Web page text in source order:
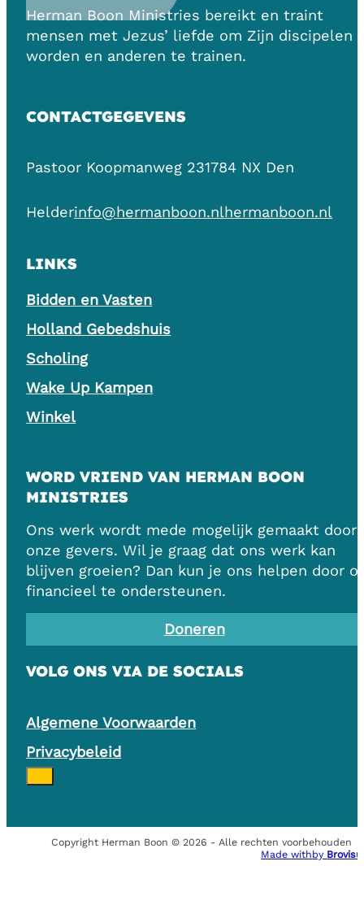
Herman Boon Ministries bereikt en traint
mensen met Jezus’ liefde om Zijn discipelen
worden en anderen te trainen.
CONTACTGEGEVENS
Pastoor Koopmanweg 231784 NX Den
Helderinfo@hermanboon.nlhermanboon.nl
LINKS
Bidden en Vasten
Holland Gebedshuis
Scholing
Wake Up Kampen
Winkel
WORD VRIEND VAN HERMAN BOON
MINISTRIES
Ons werk wordt mede mogelijk gemaakt door
onze gevers. Wil je graag dat ons werk kan
blijven groeien? Dan kun je ons helpen door
financieel te ondersteunen.
Doneren
VOLG ONS VIA DE SOCIALS
Algemene Voorwaarden
Privacybeleid
Copyright Herman Boon © 2026 - Alle rechten voorbehouden
Made withby